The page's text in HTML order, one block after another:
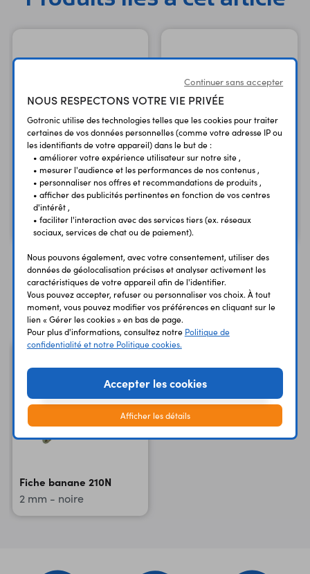
Douilles 2 mm 20052
pour circuit imprimé
0,95 € TTC
0,79 € Code : 08230
Douille châssis BE220N
2 mm - noire isolée
0,96 € HT
Vous avez déja consulté
Fiche banane 210N
2 mm - noire
Continuer sans accepter
NOUS RESPECTONS VOTRE VIE PRIVÉE
Gotronic utilise des technologies telles que les cookies pour traiter
certaines de vos données personnelles (comme votre adresse IP ou
les identifiants de votre appareil) dans le but de :
• améliorer votre expérience utilisateur sur notre site ,
• mesurer l'audience et les performances de nos contenus ,
• personnaliser nos offres et recommandations de produits ,
• afficher des publicités pertinentes en fonction de vos centres
d'intérêt ,
• faciliter l'interaction avec des services tiers (ex. réseaux
sociaux, services de chat ou de paiement).
Nous pouvons également, avec votre consentement, utiliser des
données de géolocalisation précises et analyser activement les
caractéristiques de votre appareil afin de l'identifier.
Vous pouvez accepter, refuser ou personnaliser vos choix. À tout
moment, vous pouvez modifier vos préférences en cliquant sur le
lien « Gérer les cookies » en bas de page.
Pour plus d'informations, consultez notre Politique de
confidentialité et notre Politique cookies.
Accepter les cookies
Afficher les détails